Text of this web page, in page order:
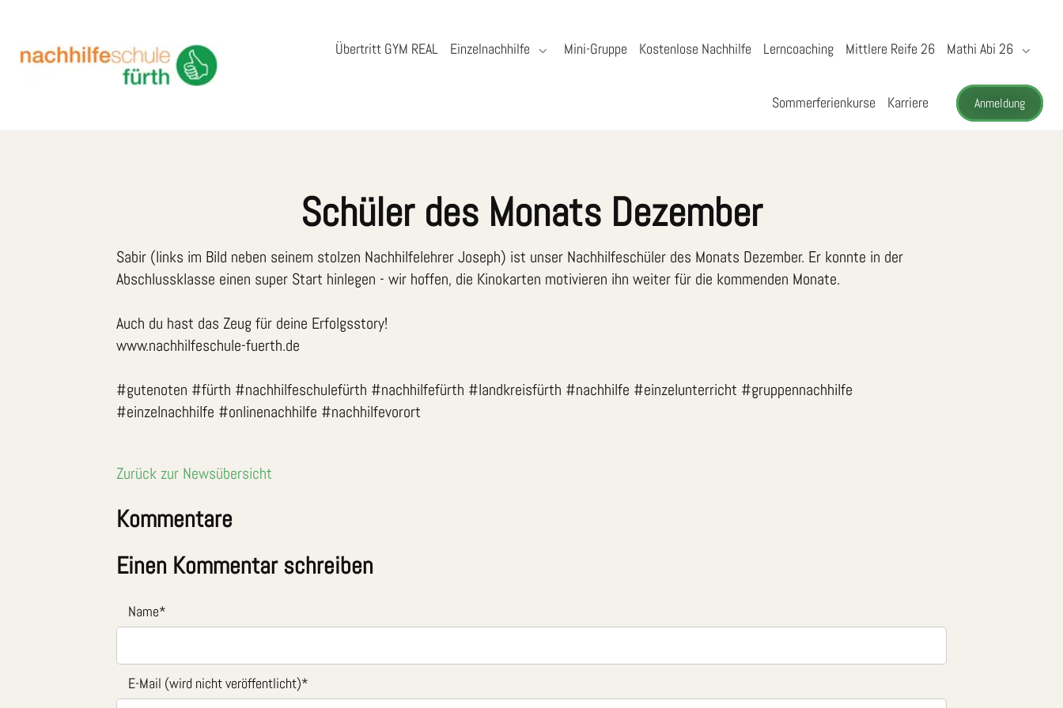
Übertritt GYM REAL Einzelnachhilfe Mini-Gruppe Kostenlose Nachhilfe Lerncoaching Mittlere Reife 26 Mathi Abi 26
Sommerferienkurse Karriere Anmeldung
Schüler des Monats Dezember
Sabir (links im Bild neben seinem stolzen Nachhilfelehrer Joseph) ist unser Nachhilfeschüler des Monats Dezember. Er konnte in der
Abschlussklasse einen super Start hinlegen - wir hoffen, die Kinokarten motivieren ihn weiter für die kommenden Monate.
Auch du hast das Zeug für deine Erfolgsstory!
www.nachhilfeschule-fuerth.de
#gutenoten #fürth #nachhilfeschulefürth #nachhilfefürth #landkreisfürth #nachhilfe #einzelunterricht #gruppennachhilfe
#einzelnachhilfe #onlinenachhilfe #nachhilfevorort
Zurück zur Newsübersicht
Kommentare
Einen Kommentar schreiben
Name*
E-Mail (wird nicht veröffentlicht)*